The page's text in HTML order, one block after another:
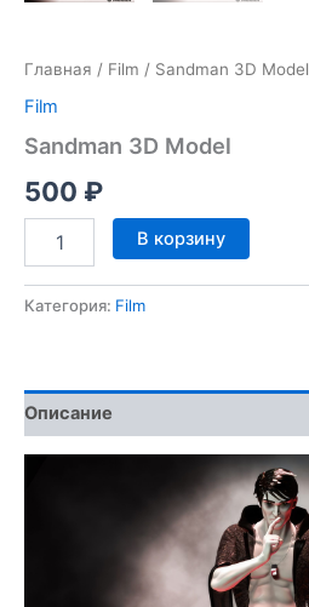
Главная / Film / Sandman 3D Model
Film
Sandman 3D Model
500 ₽
Количество
товара
3D
В корзину
Категория: Film
Описание